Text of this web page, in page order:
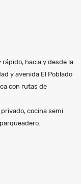
hacia y desde la
y avenida El Poblado
con rutas de
cocina semi